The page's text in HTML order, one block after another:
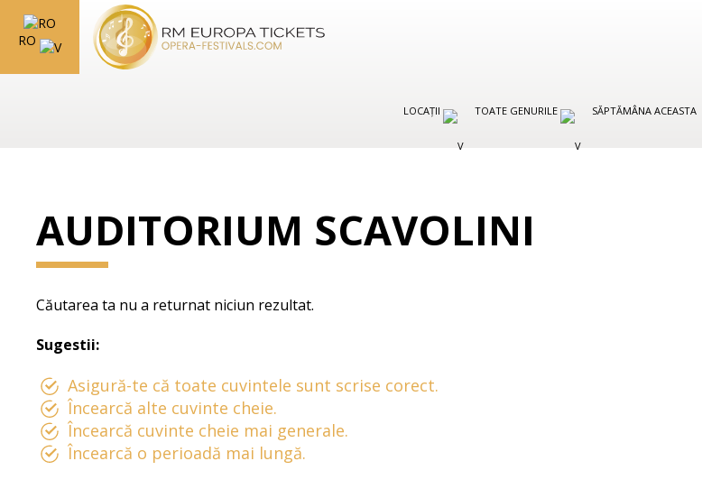
RO
LOCAȚII TOATE GENURILE SĂPTĂMÂNA ACEASTA
AUDITORIUM SCAVOLINI
Căutarea ta nu a returnat niciun rezultat.
Sugestii:
Asigură-te că toate cuvintele sunt scrise corect.
Încearcă alte cuvinte cheie.
Încearcă cuvinte cheie mai generale.
Încearcă o perioadă mai lungă.